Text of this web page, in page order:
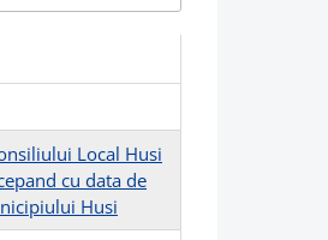
Local Husi
cu data de
Husi